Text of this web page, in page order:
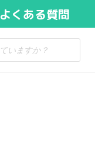
よくある質問